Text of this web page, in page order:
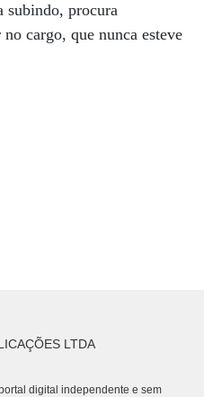
subindo, procura
no cargo, que nunca esteve
LTDA
digital independente e sem